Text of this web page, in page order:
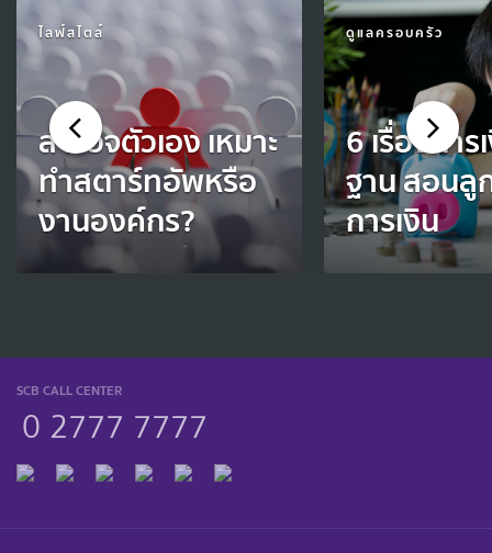
ไลฟ์สไตล์
สำรวจตัวเอง เหมาะ
ทำสตาร์ทอัพหรือ
งานองค์กร?
ดูแลครอบครัว
6 เรื่องกา
ฐาน สอนลู
การเงิน
SCB CALL CENTER
0 2777 7777